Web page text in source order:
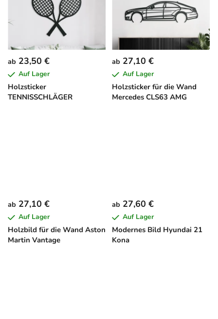
Holzsticker
TENNISSCHLÄGER
ab 23,50 €
Auf Lager
Holzsticker für die Wand
Mercedes CLS63 AMG
ab 27,10 €
Auf Lager
Holzbild für die Wand Aston
Martin Vantage
ab 27,10 €
Auf Lager
Modernes Bild Hyundai 21
Kona
ab 27,60 €
Auf Lager